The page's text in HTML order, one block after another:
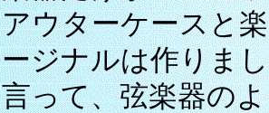
アウターケースと
ージナルは作りま
言って、弦楽器の